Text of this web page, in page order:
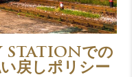
STATIONでの
戻しポリシー